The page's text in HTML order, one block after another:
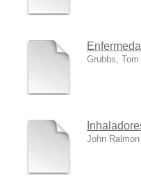
Grubbs, Tom
John